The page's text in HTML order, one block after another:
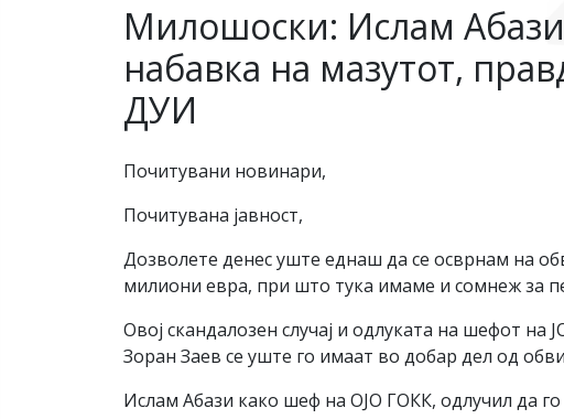
Милошоски: Ислам Абази
набавка на мазутот,
ДУИ
Почитувани новинари,
Почитувана јавност,
Дозволете денес уште еднаш да се осврнам на
милиони евра, при што тука имаме и сомнеж за
Овој скандалозен случај и одлуката на шефот
Зоран Заев се уште го имаат во добар дел од
Ислам Абази како шеф на ОЈО ГОКК, одлучил да го